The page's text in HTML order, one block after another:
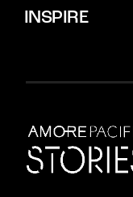
INSPIRE